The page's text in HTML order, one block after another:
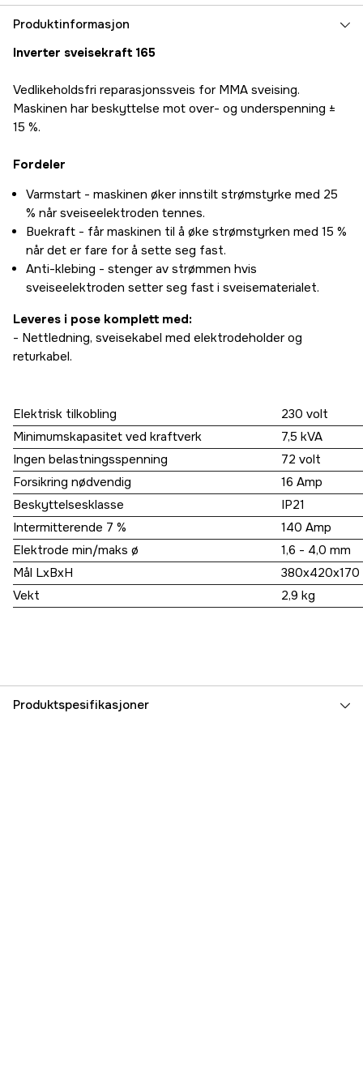
Produktinformasjon
Inverter sveisekraft 165
Vedlikeholdsfri reparasjonssveis for MMA sveising.
Maskinen har beskyttelse mot over- og underspenning ±
15 %.
Fordeler
Varmstart - maskinen øker innstilt strømstyrke med 25
% når sveiseelektroden tennes.
Buekraft - får maskinen til å øke strømstyrken med 15 %
når det er fare for å sette seg fast.
Anti-klebing - stenger av strømmen hvis
sveiseelektroden setter seg fast i sveisematerialet.
Leveres i pose komplett med:
- Nettledning, sveisekabel med elektrodeholder og
returkabel.
Elektrisk tilkobling
230 volt
Minimumskapasitet ved kraftverk
7,5 kVA
Ingen belastningsspenning
72 volt
Forsikring nødvendig
16 Amp
Beskyttelsesklasse
IP21
Intermitterende 7 %
140 Amp
Elektrode min/maks ø
1,6 - 4,0 mm
Mål LxBxH
380x420x170
Vekt
2,9 kg
Produktspesifikasjoner